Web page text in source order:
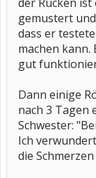
gemustert
dass er
machen kann.
gut
Dann einige
nach 3 Tagen
Schwester:
Ich
die